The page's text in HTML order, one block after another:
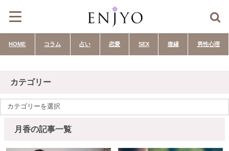
HOME コラム 占い 恋愛 SEX 復縁 男性心理
カテゴリー
月香の記事一覧